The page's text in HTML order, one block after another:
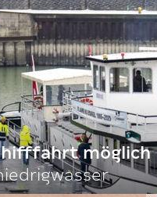
möglich